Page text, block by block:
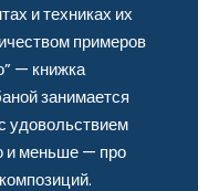
и техниках их
примеров
— книжка
занимается
удовольствием
и меньше — про